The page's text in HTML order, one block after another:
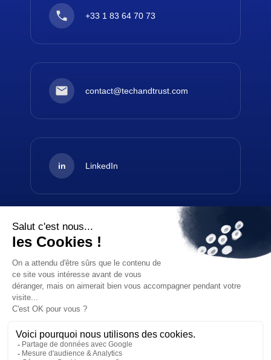
+33 1 83 64 70 73
contact@techandtrust.com
in LinkedIn
➜ Nous contacter
© TechAndTrust Consulting
Mentions légales